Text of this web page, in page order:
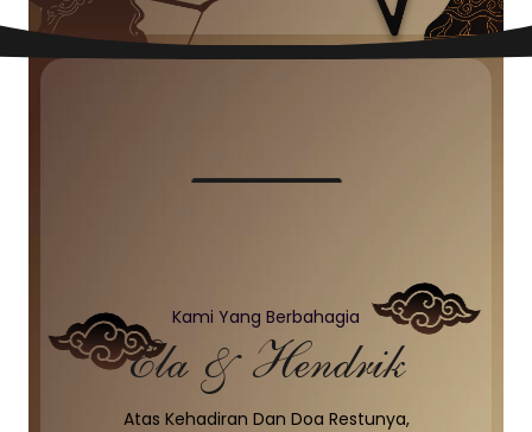
Kami Yang Berbahagia
Ela & Hendrik
Atas Kehadiran Dan Doa Restunya,